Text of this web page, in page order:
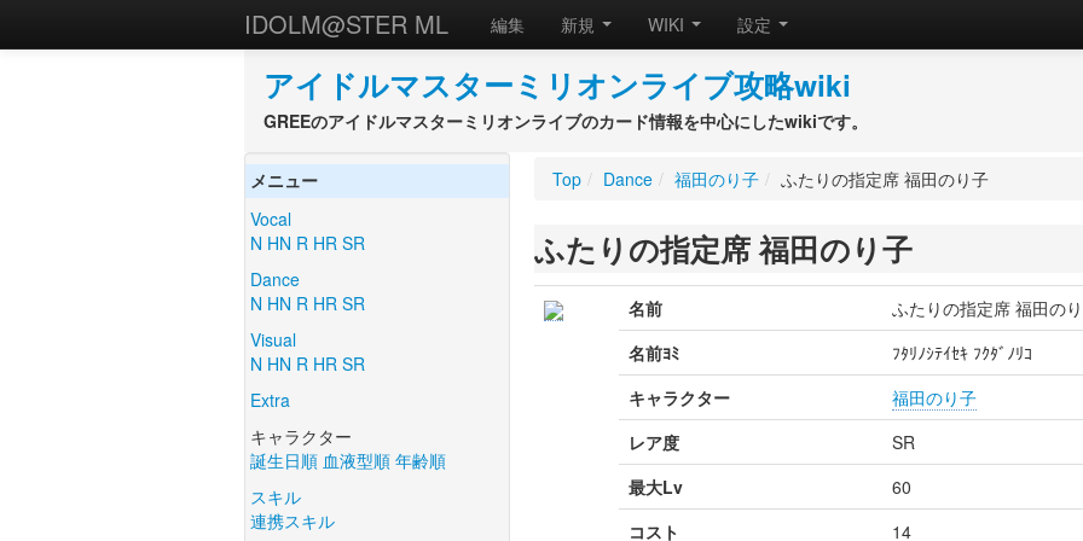
IDOLM@STER ML 編集 新規 WIKI 設定
アイドルマスターミリオンライブ攻略wiki
GREEのアイドルマスターミリオンライブのカード情報を中心にしたwikiです。
メニュー
Vocal
N HN R HR SR
Dance
N HN R HR SR
Visual
N HN R HR SR
Extra
キャラクター
誕生日順 血液型順 年齢順
スキル
連携スキル
Top / Dance / 福田のり子 / ふたりの指定席 福田のり子
ふたりの指定席 福田のり子
名前
ふたりの指定席 福田の
名前ﾖﾐ
ﾌﾀﾘﾉｼﾃｲｾｷ ﾌｸﾀﾞﾉﾘｺ
キャラクター
福田のり子
レア度
SR
最大Lv
60
コスト
14